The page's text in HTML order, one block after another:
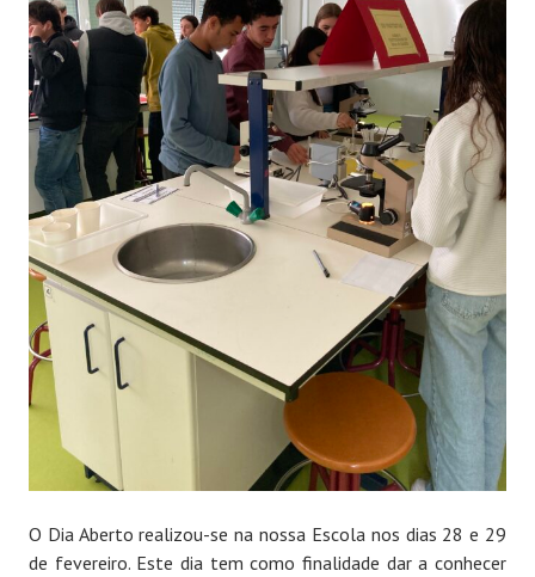
O Dia Aberto realizou-se na nossa Escola nos dias 28 e 29
de fevereiro. Este dia tem como finalidade dar a conhecer